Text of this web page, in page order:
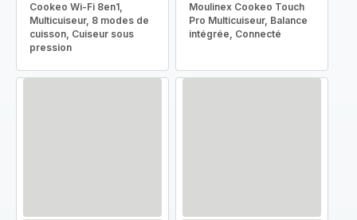
Cookeo Wi-Fi 8en1,
Multicuiseur, 8 modes de
cuisson, Cuiseur sous
pression
Moulinex Cookeo Touch
Pro Multicuiseur, Balance
intégrée, Connecté